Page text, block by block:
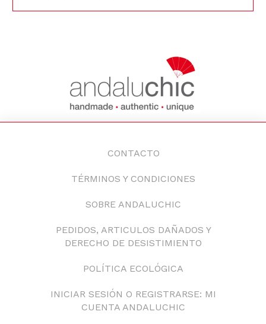
CONTACTO
TÉRMINOS Y CONDICIONES
SOBRE ANDALUCHIC
PEDIDOS, ARTICULOS DAÑADOS Y
DERECHO DE DESISTIMIENTO
POLÍTICA ECOLÓGICA
INICIAR SESIÓN O REGISTRARSE: MI
CUENTA ANDALUCHIC